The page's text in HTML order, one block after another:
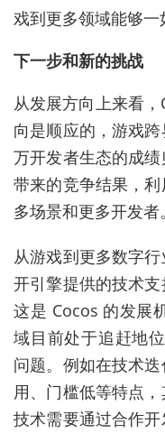
戏到更多领域能够一
下一步和新的挑战
从发展方向上来看
向是顺应的，游戏
万开发者生态的成
带来的竞争结果，
多场景和更多开发者。
从游戏到更多数字
开引擎提供的技术
这是 Cocos 的发展
域目前处于追赶地
问题。例如在技术
用、门槛低等特点
技术需要通过合作